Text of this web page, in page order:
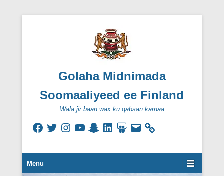
Golaha Midnimada
Soomaaliyeed ee Finland
Wala jir baan wax ku qabsan karnaa
FacebookTwitterInstagramYouTubeSnapchatLinkedInSlideShare
Email
Secondary Menu
Menu